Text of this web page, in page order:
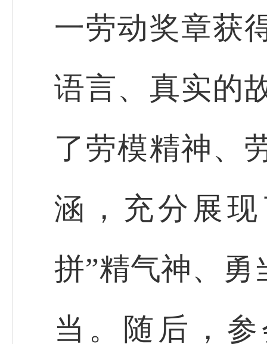
一劳动奖章获
语言、真实的
了劳模精神、
涵，充分展
拼”精气神、勇
当。随后，